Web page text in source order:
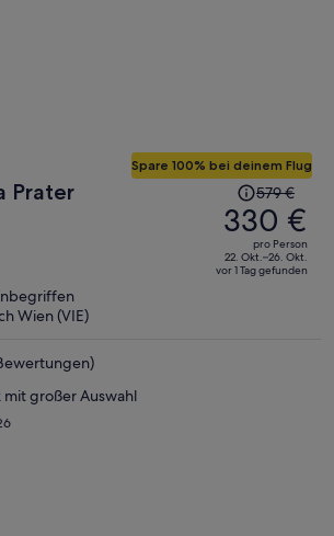
Prater
Spare 100% bei deinem Flug
Der
Preis
betrug
579 €,
jetzt
579 €
330 €
pro Person
22. Okt.–26. Okt.
vor 1 Tag gefunden
Wien (VIE)
großer Auswahl